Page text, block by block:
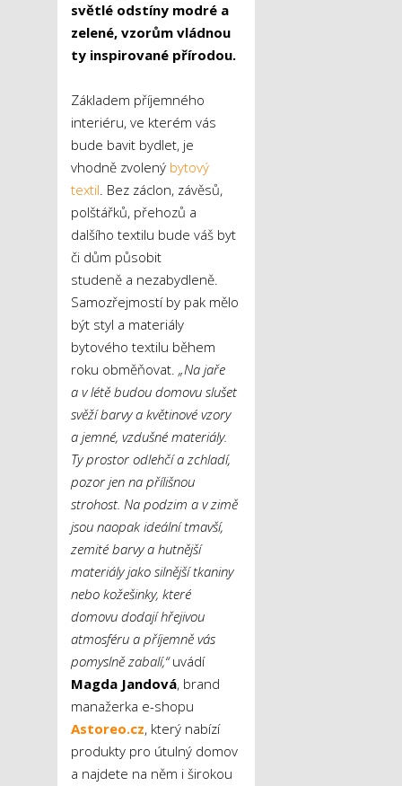
světlé odstíny modré a
zelené, vzorům vládnou
ty inspirované přírodou.
Základem příjemného
interiéru, ve kterém vás
bude bavit bydlet, je
vhodně zvolený bytový
textil. Bez záclon, závěsů,
polštářků, přehozů a
dalšího textilu bude váš byt
či dům působit
studeně a nezabydleně.
Samozřejmostí by pak mělo
být styl a materiály
bytového textilu během
roku obměňovat. „Na jaře
a v létě budou domovu slušet
svěží barvy a květinové vzory
a jemné, vzdušné materiály.
Ty prostor odlehčí a zchladí,
pozor jen na přílišnou
strohost. Na podzim a v zimě
jsou naopak ideální tmavší,
zemité barvy a hutnější
materiály jako silnější tkaniny
nebo kožešinky, které
domovu dodají hřejivou
atmosféru a příjemně vás
pomyslně zabalí,“uvádí
Magda Jandová, brand
manažerka e-shopu
Astoreo.cz, který nabízí
produkty pro útulný domov
a najdete na něm i širokou